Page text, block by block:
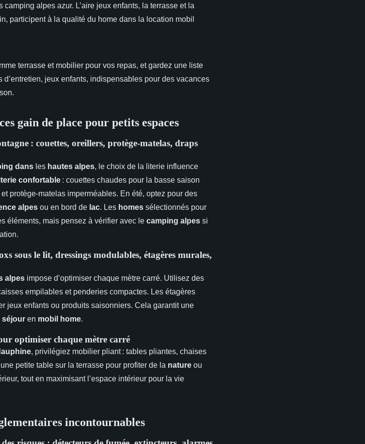
alpes azur. L’aire jeux enfants, la terrasse et la
participent à la qualité du home dans la location mobil
terrasse et mobilier pour vos repas, et gardez une liste
jeux enfants, indispensables pour des vacances
gain de place pour petits espaces
: couettes, oreillers, protège-matelas, draps
dans les hautes alpes, le choix de la literie influence
confortable : couettes chaudes pour la basse saison
protège-matelas imperméables. En été, optez pour des
alpes ou en bord de lac. Les homes sélectionnés pour
éléments, mais pensez à vérifier avec le camping alpes si
sous le lit, dressings modulables, étagères murales,
alpes impose d’optimiser chaque mètre carré. Utilisez des
empilables et penderies compactes. Les étagères
jeux enfants ou produits saisonniers. Cela garantit une
séjour en mobil home.
optimiser chaque mètre carré
, privilégiez mobilier pliant : tables pliantes, chaises
petite table sur la terrasse pour profiter de la nature ou
tout en maximisant l’espace intérieur pour la vie
incontournables